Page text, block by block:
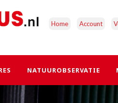
Home Account
NATUUROBSERVATIE